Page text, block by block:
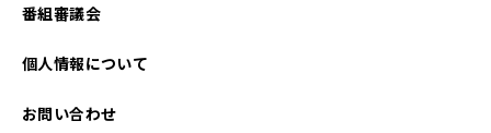
番組審議会
個人情報について
お問い合わせ